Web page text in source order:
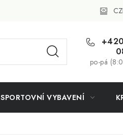
Slevový systém
po-pá
SPORTOVNÍ VYBAVENÍ